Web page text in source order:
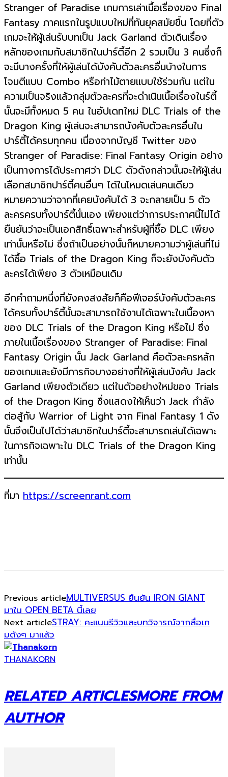
Stranger of Paradise เกมการเล่าเนื้อเรื่องของ Final
Fantasy ภาคแรกในรูปแบบใหม่ที่ทันยุคสมัยขึ้น โดยที่ตัว
เกมจะให้ผู้เล่นรับบทเป็น Jack Garland ตัวเดินเรื่อง
หลักของเกมกับสมาชิกในปาร์ตี้อีก 2 รวมเป็น 3 คนซึ่งก็
จะมีบางครั้งที่ให้ผู้เล่นได้บังคับตัวละครอื่นบ้างในการ
โจมตีแบบ Combo หรือท่าไม้ตายแบบใช้ร่วมกัน แต่ใน
ความเป็นจริงแล้วกลุ่มตัวละครที่จะดำเนินเนื้อเรื่องในร์ตี้
นั้นจะมีทั้งหมด 5 คน ในอัปเดทใหม่ DLC Trials of the
Dragon King ผู้เล่นจะสามารถบังคับตัวละครอื่นใน
ปาร์ตี้ได้ครบทุกคน เนื่องจากบัญชี Twitter ของ
Stranger of Paradise: Final Fantasy Origin อย่าง
เป็นทางการได้ประกาศว่า DLC ตัวดังกล่าวนั้นจะให้ผู้เล่น
เลือกสมาชิกปาร์ตี้คนอื่นๆ ได้ในโหมดเล่นคนเดียว
หมายความว่าจากที่เคยบังคับได้ 3 จะกลายเป็น 5 ตัว
ละครครบทั้งปาร์ตี้นั่นเอง เพียงแต่ว่าการประกาศนี้ไม่ได้
ยืนยันว่าจะเป็นเอกสิทธิ์เฉพาะสำหรับผู้ที่ซื้อ DLC เพียง
เท่านั้นหรือไม่ ซึ่งถ้าเป็นอย่างนั้นก็หมายความว่าผู้เล่นที่ไม่
ได้ซื้อ Trials of the Dragon King ก็จะยังบังคับตัว
ละครได้เพียง 3 ตัวเหมือนเดิม
อีกคำถามหนึ่งที่ยังคงสงสัยก็คือฟีเจอร์บังคับตัวละคร
ได้ครบทั้งปาร์ตี้นั้นจะสามารถใช้งานได้เฉพาะในเนื้องหา
ของ DLC Trials of the Dragon King หรือไม่ ซึ่ง
ภายในเนื้อเรื่องของ Stranger of Paradise: Final
Fantasy Origin นั้น Jack Garland คือตัวละครหลัก
ของเกมและยังมีภารกิจบางอย่างที่ให้ผู้เล่นบังคับ Jack
Garland เพียงตัวเดียว แต่ในตัวอย่างใหม่ของ Trials
of the Dragon King ซึ่งแสดงให้เห็นว่า Jack กำลัง
ต่อสู้กับ Warrior of Light จาก Final Fantasy 1 ดัง
นั้นจึงเป็นไปได้ว่าสมาชิกในปาร์ตี้จะสามารถเล่นได้เฉพาะ
ในภารกิจเฉพาะใน DLC Trials of the Dragon King
เท่านั้น
ที่มา https://screenrant.com
Previous articleMULTIVERSUS ยืนยัน IRON GIANT
มาใน OPEN BETA นี้เลย
Next articleSTRAY: คะแนนรีวิวและบทวิจารณ์จากสื่อเก
มดังๆ มาแล้ว
THANAKORN
RELATED ARTICLESMORE FROM
AUTHOR